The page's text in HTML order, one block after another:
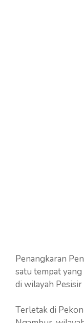
Penangkaran
satu tempat
di wilayah
Terletak di